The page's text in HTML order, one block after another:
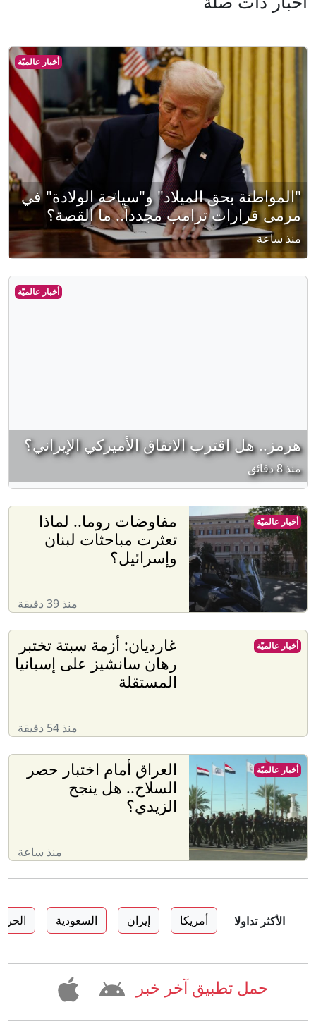
أخبار عالميّة
"المواطنة بحق الميلاد" و"سياحة الولادة" في
مرمى قرارات ترامب مجدداً.. ما القصة؟
منذ ساعة
أخبار عالميّة
هرمز.. هل اقترب الاتفاق الأميركي الإيراني؟
منذ 8 دقائق
مفاوضات روما.. لماذا
تعثرت مباحثات لبنان
وإسرائيل؟
منذ 39 دقيقة
أخبار عالميّة
غارديان: أزمة سبتة تختبر
رهان سانشيز على إسبانيا
المستقلة
منذ 54 دقيقة
أخبار عالميّة
العراق أمام اختبار حصر
السلاح.. هل ينجح
الزيدي؟
منذ ساعة
أخبار عالميّة
الأكثر تداولا أمريكا إيران السعودية
حمل تطبيق آخر خبر